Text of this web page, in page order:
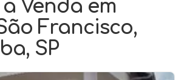
Venda em
Francisco,
SP